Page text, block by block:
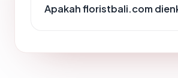
Apakah floristbali.com